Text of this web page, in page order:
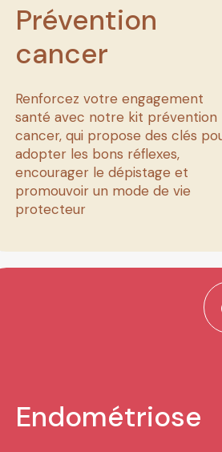
Prévention
cancer
Renforcez votre engagement
santé avec notre kit prévention
cancer, qui propose des clés
adopter les bons réflexes,
encourager le dépistage et
promouvoir un mode de vie
protecteur
Endométriose